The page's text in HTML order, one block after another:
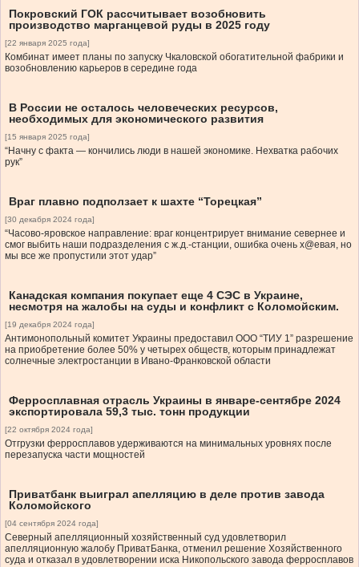
Покровский ГОК рассчитывает возобновить
производство марганцевой руды в 2025 году
[22 января 2025 года]
Комбинат имеет планы по запуску Чкаловской обогатительной фабрики и
возобновлению карьеров в середине года
В России не осталось человеческих ресурсов,
необходимых для экономического развития
[15 января 2025 года]
“Начну с факта — кончились люди в нашей экономике. Нехватка рабочих
рук”
Враг плавно подползает к шахте “Торецкая”
[30 декабря 2024 года]
“Часово-яровское направление: враг концентрирует внимание севернее и
смог выбить наши подразделения с ж.д.-станции, ошибка очень х@eвая, но
мы все же пропустили этот удар”
Канадская компания покупает еще 4 СЭС в Украине,
несмотря на жалобы на суды и конфликт с Коломойским.
[19 декабря 2024 года]
Антимонопольный комитет Украины предоставил ООО “ТИУ 1” разрешение
на приобретение более 50% у четырех обществ, которым принадлежат
солнечные электростанции в Ивано-Франковской области
Ферросплавная отрасль Украины в январе-сентябре 2024
экспортировала 59,3 тыс. тонн продукции
[22 октября 2024 года]
Отгрузки ферросплавов удерживаются на минимальных уровнях после
перезапуска части мощностей
Приватбанк выиграл апелляцию в деле против завода
Коломойского
[04 сентября 2024 года]
Северный апелляционный хозяйственный суд удовлетворил
апелляционную жалобу ПриватБанка, отменил решение Хозяйственного
суда и отказал в удовлетворении иска Никопольского завода ферросплавов